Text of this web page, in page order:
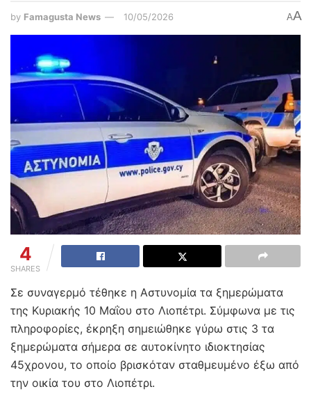
by Famagusta News 10/05/2026 AA
4
SHARES
Σε συναγερμό τέθηκε η Αστυνομία τα ξημερώματα
της Κυριακής 10 Μαΐου στο Λιοπέτρι. Σύμφωνα με τις
πληροφορίες, έκρηξη σημειώθηκε γύρω στις 3 τα
ξημερώματα σήμερα σε αυτοκίνητο ιδιοκτησίας
45χρονου, το οποίο βρισκόταν σταθμευμένο έξω από
την οικία του στο Λιοπέτρι.